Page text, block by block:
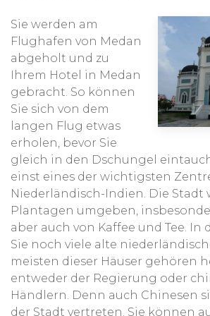
Opferzeremonien
einzutauchen,
Hochzeitsreise zu einem Traum.
TIPP: Wie bei all unseren
Sie während dieser Reise an
geweihten Ort auf Bali ein
traditionelle Weise durchführen.
Das bedeutet, dass wir einen
organisiert haben, um auf lokale
Ritual speziell für Sie in einem
hinduistischen) Tempel
dafür, dass Sie gut informiert
welche Handlungen Sie
warum Sie diese empfohlen
schaffen Sie einen gemeinsamen
niemals vergessen werden.
In vielen Orten bieten wirschöne
die Ihre Reise gemäß unserer 5
kompletter machen:aktiv
radfahren),ruigfür
Sie werden am
Flughafen von Medan
abgeholt und zu
Ihrem Hotel in Medan
gebracht. So können
Sie sich von dem
langen Flug etwas
erholen, bevor Sie
gleich in den Dschungel
einst eines der wichtigsten
Niederländisch-Indien. Die Stadt
Plantagen umgeben,
aber auch von Kaffee und Tee. In
Sie noch viele alte
meisten dieser Häuser gehören
entweder der Regierung oder
Händlern. Denn auch Chinesen
der Stadt vertreten. Sie können